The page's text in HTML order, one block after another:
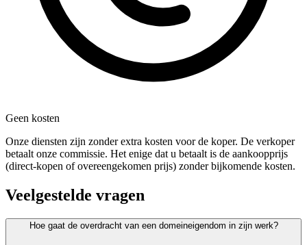
Geen kosten
Onze diensten zijn zonder extra kosten voor de koper. De verkoper
betaalt onze commissie. Het enige dat u betaalt is de aankoopprijs
(direct-kopen of overeengekomen prijs) zonder bijkomende kosten.
Veelgestelde vragen
Hoe gaat de overdracht van een domeineigendom in zijn werk?